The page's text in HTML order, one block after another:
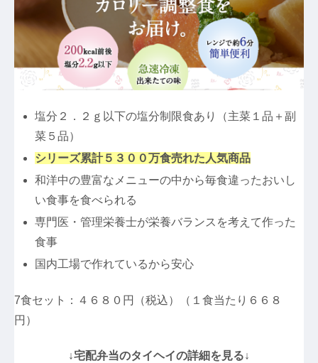
塩分２．２ｇ以下の塩分制限食あり（主菜１品＋副
菜５品）
シリーズ累計５３００万食売れた人気商品
和洋中の豊富なメニューの中から毎食違ったおいし
い食事を食べられる
専門医・管理栄養士が栄養バランスを考えて作った
食事
国内工場で作れているから安心
7食セット：４６８０円（税込）（１食当たり６６８
円）
↓宅配弁当のタイヘイの詳細を見る↓